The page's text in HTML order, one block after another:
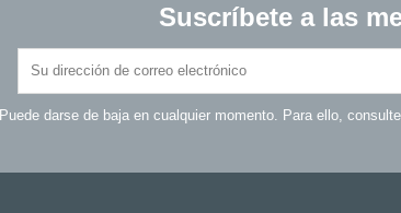
Suscríbete a las
Puede darse de baja en cualquier momento. Para ello,